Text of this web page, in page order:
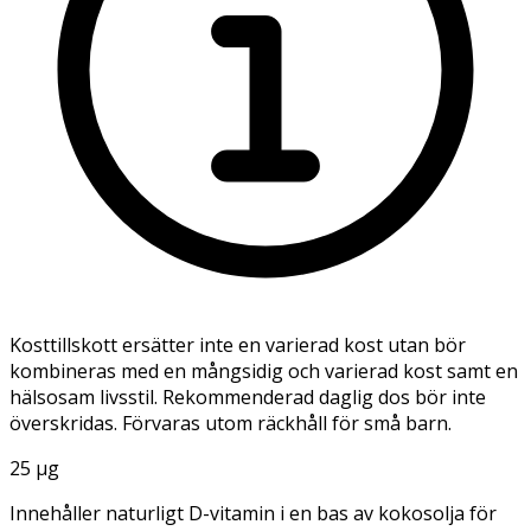
Kosttillskott ersätter inte en varierad kost utan bör
kombineras med en mångsidig och varierad kost samt en
hälsosam livsstil. Rekommenderad daglig dos bör inte
överskridas. Förvaras utom räckhåll för små barn.
25 µg
Innehåller naturligt D-vitamin i en bas av kokosolja för